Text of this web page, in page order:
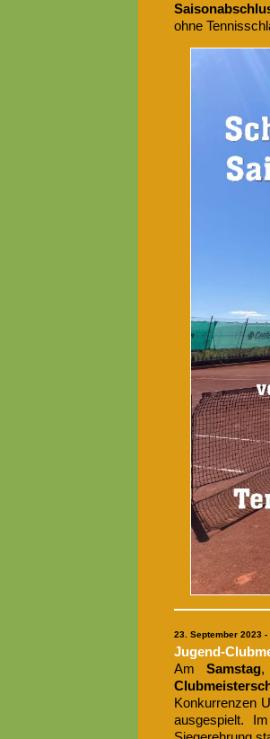
ohne
23. September 2023 -
Jugend-
Am Samstag,
Konkurrenzen
ausgespielt.